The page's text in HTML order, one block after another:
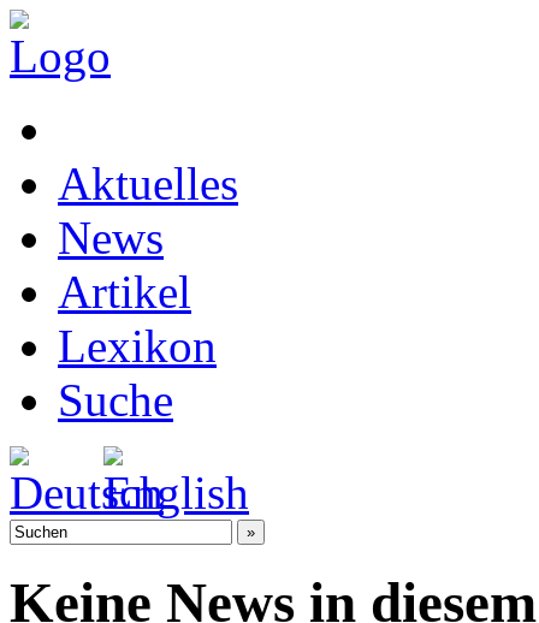
Aktuelles
News
Artikel
Lexikon
Suche
Keine News in